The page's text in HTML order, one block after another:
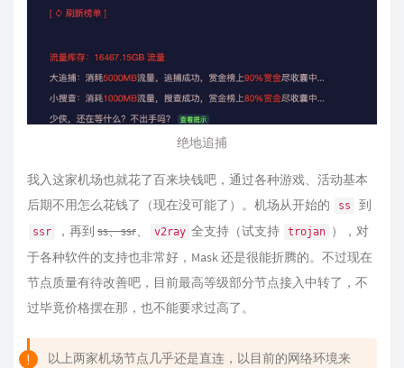
绝地追捕
我入这家机场也就花了百来块钱吧，通过各种游戏、活动基本
后期不用怎么花钱了（现在没可能了）。机场从开始的
ss 到
ssr ，再到 ss、ssr、 v2ray 全支持（试支持 trojan ），对
于各种软件的支持也非常好，Mask 还是很能折腾的。不过现在
节点质量有待改善吧，目前最高等级部分节点接入中转了，不
过毕竟价格摆在那，也不能要求过高了。
以上两家机场节点几乎还是直连，以目前的网络环境来